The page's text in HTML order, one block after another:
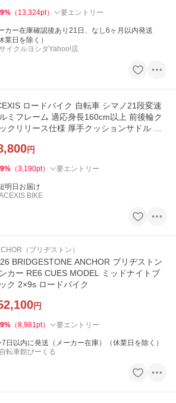
9% （ 13,324pt） 要エントリー
カー在庫確認後あり21日、なし6ヶ月以内発送
業日を除く）
イクルヨシダYahoo!店
ロードバイク 自転車 シマノ21段変速
ミフレーム 適応身長160cm以上 前後輪ク
クリリース仕様 厚手クッションサドル デ
円
9% （3,190pt） 要エントリー
明日お届け
BIKE
（ブリヂストン）
BRIDGESTONE ANCHOR ブリヂストン
カー RE6 CUES MODEL ミッドナイトブ
ク 2×9s ロードバイク
円
9% （8,981pt） 要エントリー
7日以内に発送（メーカー在庫）（休業日を除く）
自転車館びーくる